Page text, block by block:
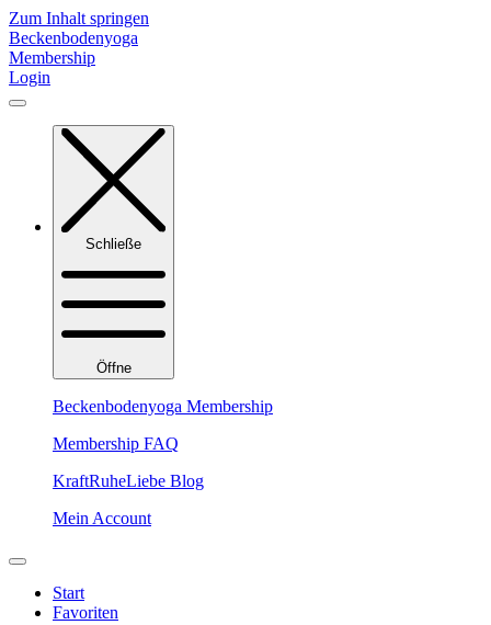
Zum Inhalt springen
Beckenbodenyoga
Membership
Login
Schließe
Öffne
Beckenbodenyoga Membership
Membership FAQ
KraftRuheLiebe Blog
Mein Account
Start
Favoriten